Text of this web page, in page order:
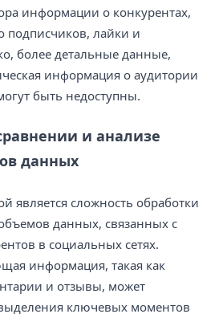
информации о конкурентах,
подписчиков, лайки и
более детальные данные,
информация о аудитории
быть недоступны.
и анализе
данных
является сложность обработки
данных, связанных с
в социальных сетях.
информация, такая как
и отзывы, может
ключевых моментов